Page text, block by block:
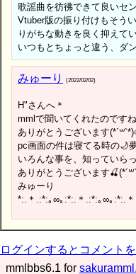
歌謡曲を彷彿できて良いセン
Vtuber版の振り付けもそう
りがちな動きを良く抑えて
いつもとちょっと違う、ダ
みゅーり (2022/02/02)
H"さんへ＊
mmlで聞いてくれたのです
ありがとうございます
pc画面の件は寝てる時の🌙
いろんな事を、知っていら
ありがとうございます
みゅーり
*:.＊.:*:｡∞︎｡:*:.＊.:*:｡∞︎｡:*:.
ログインするとコメント
mmlbbs6.1 for